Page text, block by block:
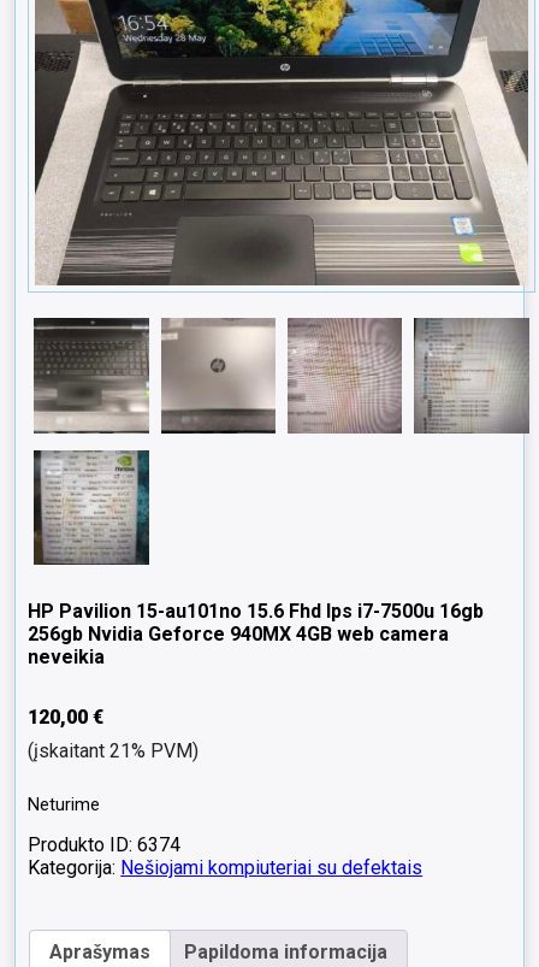
HP Pavilion 15-au101no 15.6 Fhd Ips i7-7500u 16gb
256gb Nvidia Geforce 940MX 4GB web camera
neveikia
120,00€
(įskaitant 21% PVM)
Neturime
Produkto ID: 6374
Kategorija: Nešiojami kompiuteriai su defektais
Aprašymas Papildoma informacija